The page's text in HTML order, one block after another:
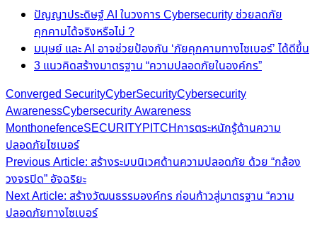
ปัญญาประดิษฐ์ AI ในวงการ Cybersecurity ช่วยลดภัย
คุกคามได้จริงหรือไม่ ?
มนุษย์ และ AI อาจช่วยป้องกัน ‘ภัยคุกคามทางไซเบอร์’ ได้ดีขึ้น
3 แนวคิดสร้างมาตรฐาน “ความปลอดภัยในองค์กร”
Converged SecurityCyberSecurityCybersecurity
AwarenessCybersecurity Awareness
MonthonefenceSECURITYPITCHการตระหนักรู้ด้านความ
ปลอดภัยไซเบอร์
Post
navigation
Previous Article: สร้างระบบนิเวศด้านความปลอดภัย ด้วย “กล้อง
วงจรปิด” อัจฉริยะ
Next Article: สร้างวัฒนธรรมองค์กร ก่อนก้าวสู่มาตรฐาน “ความ
ปลอดภัยทางไซเบอร์